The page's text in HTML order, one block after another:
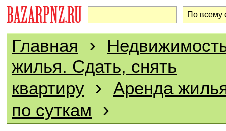
Главная ›
жилья. Сдать, снять
квартиру › Аренда
по суткам
›